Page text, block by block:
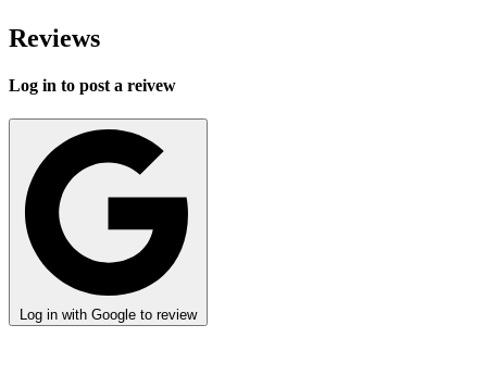
Reviews
Log in to post a reivew
Log in with Google to review